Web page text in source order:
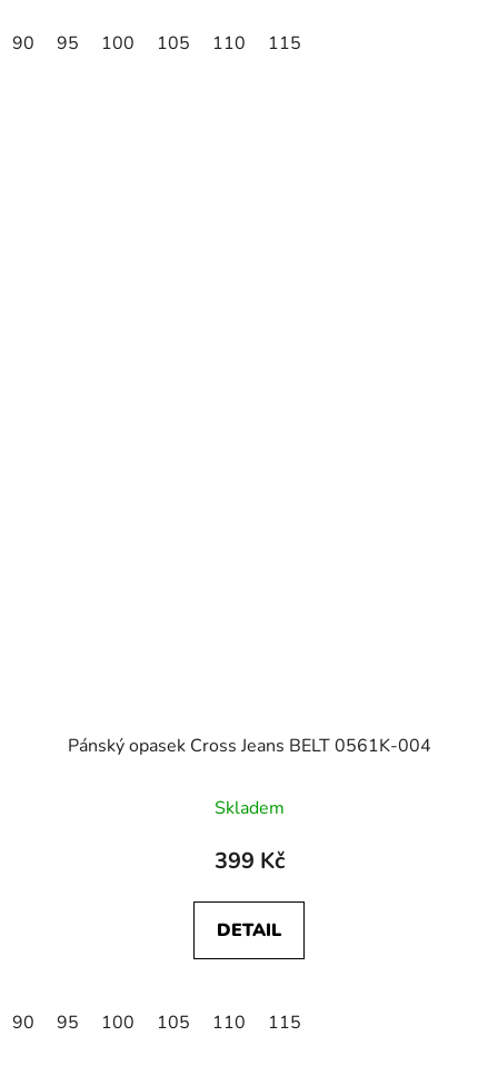
90 95 100 105 110 115
Pánský opasek Cross Jeans BELT 0561K-004
Skladem
399 Kč
DETAIL
90 95 100 105 110 115